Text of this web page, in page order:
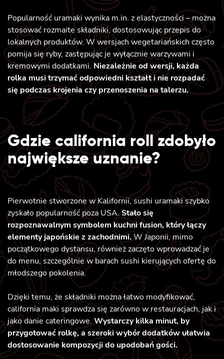
Popularność uramaki wynika m.in. z elastyczności – można
stosować rozmaite składniki, dostosowując przepis do
lokalnych produktów. W wersjach wegetariańskich często
pomija się ryby, zastępując je wyłącznie warzywami i
kremowymi dodatkami. Niezależnie od wersji, każda
rolka musi trzymać odpowiedni kształt i nie rozpadać
się podczas krojenia czy przenoszenia na talerzu.
Gdzie california roll zdobyło
największe uznanie?
Pierwotnie stworzone w Kalifornii, sushi uramaki szybko
zyskało popularność poza USA.Stało się
rozpoznawalnym symbolem kuchni fusion, który łączy
elementy japońskie z zachodnimi.W Japonii, mimo
początkowego dystansu, również zaczęto wprowadzać je
do menu, szczególnie w barach sushi kierujących ofertę do
młodszego pokolenia.
Dzięki temu, że składniki można łatwo modyfikować,
california maki sprawdza się zarówno w restauracjach, jak i
jako danie cateringowe.Wystarczy kilka minut, by
przygotować rolkę, a szeroki wybór dodatków ułatwia
dostosowanie kompozycji do upodobań gości.